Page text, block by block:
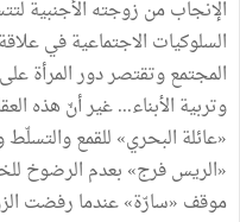
الإنجاب من زوجته الأجنبية
السلوكيات الاجتماعية في
المجتمع وتقتصر دور المرأة
وتربية الأبناء... غير أنّ هذه
«عائلة البحري» للقمع والتسلّط
«الريس فرج» بعدم الرضوخ
موقف «سارّة» عندما رفضت